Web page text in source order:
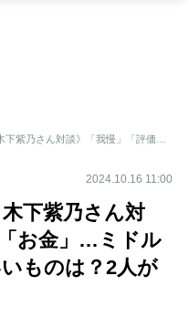
2024.10.16 11:00
下紫乃さん対
お金」…ミドル
ものは？2人が